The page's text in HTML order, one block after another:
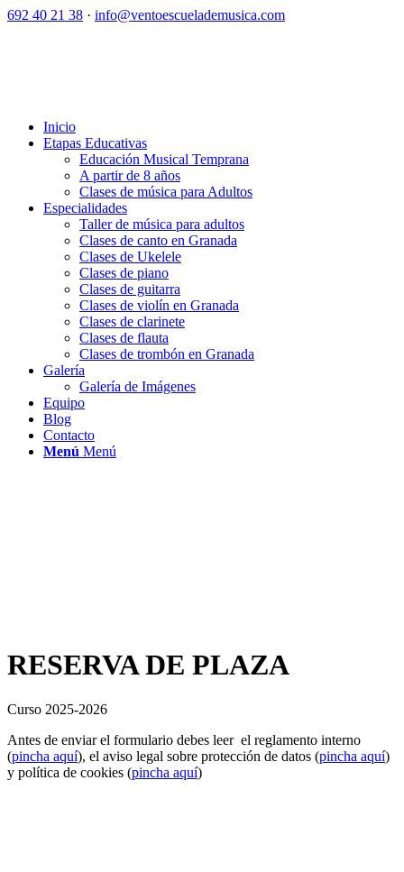
692 40 21 38 · info@ventoescuelademusica.com
Inicio
Etapas Educativas
Educación Musical Temprana
A partir de 8 años
Clases de música para Adultos
Especialidades
Taller de música para adultos
Clases de canto en Granada
Clases de Ukelele
Clases de piano
Clases de guitarra
Clases de violín en Granada
Clases de clarinete
Clases de flauta
Clases de trombón en Granada
Galería
Galería de Imágenes
Equipo
Blog
Contacto
Menú Menú
RESERVA DE PLAZA
Curso 2025-2026
Antes de enviar el formulario debes leer el reglamento interno
(pincha aquí), el aviso legal sobre protección de datos (pincha aquí)
y política de cookies (pincha aquí)